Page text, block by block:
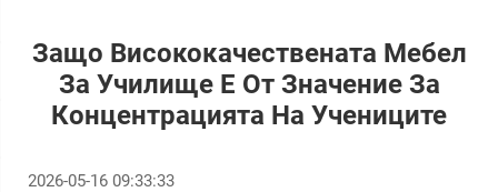
Защо Висококачествената Мебел
За Училище Е От Значение За
Концентрацията На Учениците
2026-05-16 09:33:33